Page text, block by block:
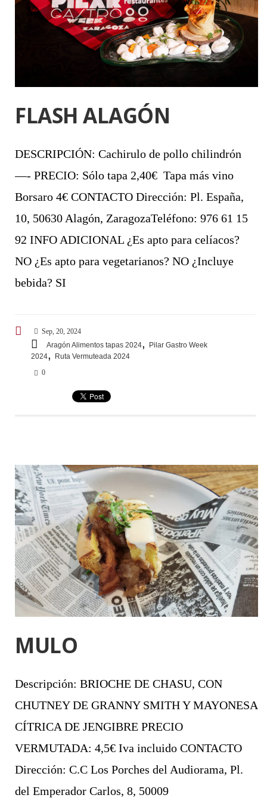
FLASH ALAGÓN
DESCRIPCIÓN: Cachirulo de pollo chilindrón
—- PRECIO: Sólo tapa 2,40€ Tapa más vino
Borsaro 4€ CONTACTO Dirección: Pl. España,
10, 50630 Alagón, ZaragozaTeléfono: 976 61 15
92 INFO ADICIONAL ¿Es apto para celíacos?
NO ¿Es apto para vegetarianos? NO ¿Incluye
bebida? SI
Sep, 20, 2024
Aragón Alimentos tapas 2024,
Pilar Gastro Week
2024,
Ruta Vermuteada 2024
0
MULO
Descripción: BRIOCHE DE CHASU, CON
CHUTNEY DE GRANNY SMITH Y MAYONESA
CÍTRICA DE JENGIBRE PRECIO
VERMUTADA: 4,5€ Iva incluido CONTACTO
Dirección: C.C Los Porches del Audiorama, Pl.
del Emperador Carlos, 8, 50009